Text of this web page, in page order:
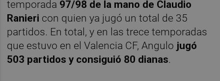
temporada 97/98 de la mano de Claudio
Ranieri con quien ya jugó un total de 35
partidos. En total, y en las trece temporadas
que estuvo en el Valencia CF, Angulo jugó
503 partidos y consiguió 80 dianas.